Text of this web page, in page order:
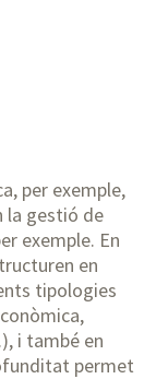
per exemple,
la gestió de
exemple. En
en
tipologies
i també en
permet